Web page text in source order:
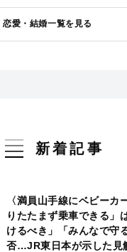
恋愛・結婚一覧を見る
新着記事
〈満員山手線にベビーカ
りたたまず乗車できる」
けるべき」「みんなで守
否…JR東日本が示した見